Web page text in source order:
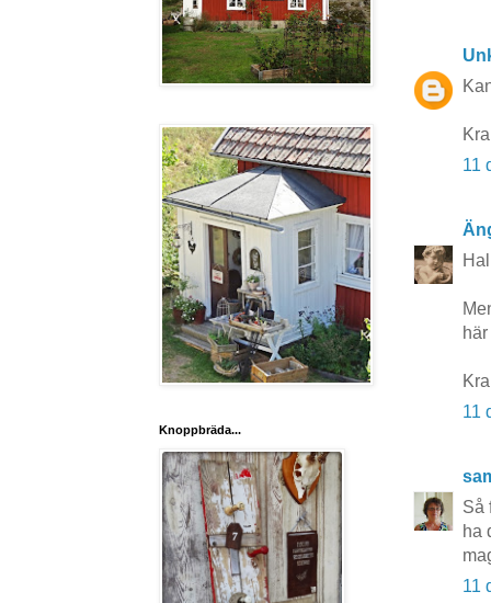
11
11
Så
ha
11
Knoppbräda...